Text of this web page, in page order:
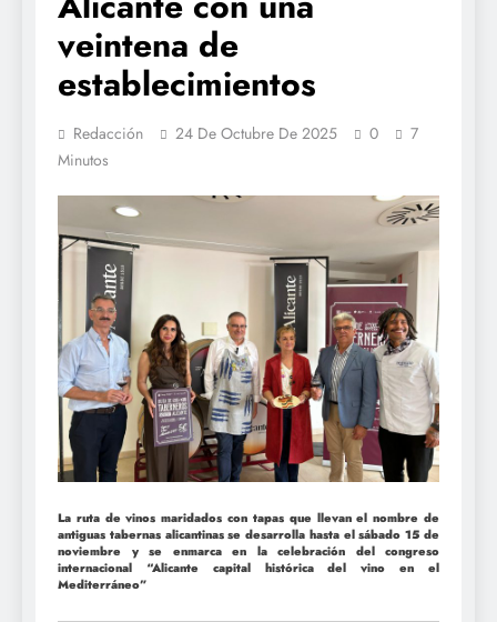
veintena de
establecimientos
Redacción 24 De Octubre De 2025 0
7
Minutos
La ruta de vinos maridados con tapas que llevan el nombre de
antiguas tabernas alicantinas se desarrolla hasta el sábado 15 de
noviembre y se enmarca en la celebración del congreso
internacional “Alicante capital histórica del vino en el
Mediterráneo”